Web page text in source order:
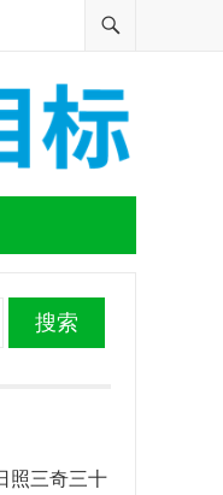
照三奇三十